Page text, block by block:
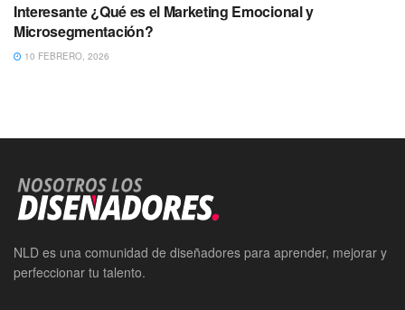
Interesante ¿Qué es el Marketing Emocional y
Microsegmentación?
10 FEBRERO, 2026
NLD es una comunidad de diseñadores para aprender, mejorar y
perfeccionar tu talento.